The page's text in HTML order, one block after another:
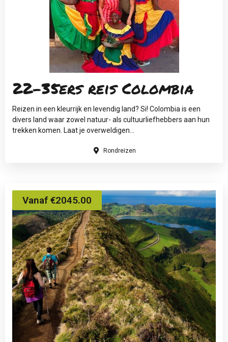
22-35ers reis Colombia
Reizen in een kleurrijk en levendig land? Si! Colombia is een
divers land waar zowel natuur- als cultuurliefhebbers aan hun
trekken komen. Laat je overweldigen...
Rondreizen
Vanaf €2045.00